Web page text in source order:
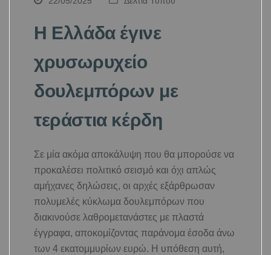
Η Ελλάδα έγινε
χρυσωρυχείο
δουλεμπόρων με
τεράστια κέρδη
Σε μία ακόμα αποκάλυψη που θα μπορούσε να
προκαλέσει πολιτικό σεισμό και όχι απλώς
αμήχανες δηλώσεις, οι αρχές εξάρθρωσαν
πολυμελές κύκλωμα δουλεμπόρων που
διακινούσε λαθρομετανάστες με πλαστά
έγγραφα, αποκομίζοντας παράνομα έσοδα άνω
των 4 εκατομμυρίων ευρώ. Η υπόθεση αυτή,